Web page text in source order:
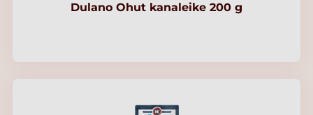
Dulano Ohut kanaleike 200 g